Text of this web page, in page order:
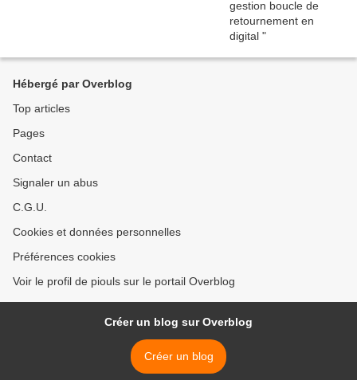
Hébergé par Overblog
Top articles
Pages
Contact
Signaler un abus
C.G.U.
Cookies et données personnelles
Préférences cookies
Voir le profil de piouls sur le portail Overblog
Créer un blog sur Overblog
Créer un blog